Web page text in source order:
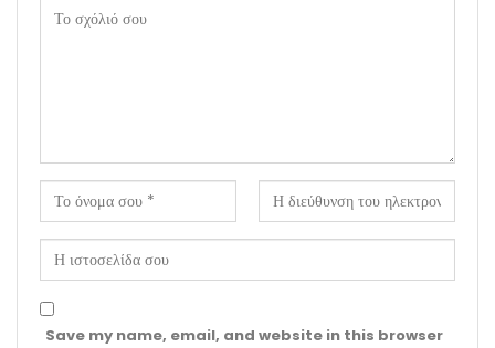
Save my name, email, and website in this browser